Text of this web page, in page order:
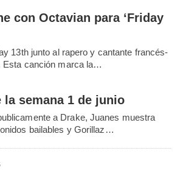
con Octavian para ‘Friday
13th junto al rapero y cantante francés-
Esta canción marca la…
la semana 1 de junio
a Drake, Juanes muestra
bailables y Gorillaz…